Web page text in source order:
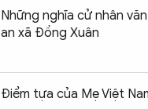
Những nghĩa cử nhân
an xã Đồng Xuân
Điểm tựa của Mẹ Việt